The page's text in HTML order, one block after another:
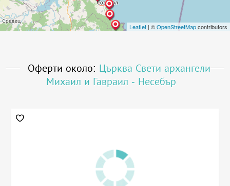
Leaflet | ©OpenStreetMapcontributors
Оферти около: Църква Свети архангели
Михаил и Гавраил - Несебър